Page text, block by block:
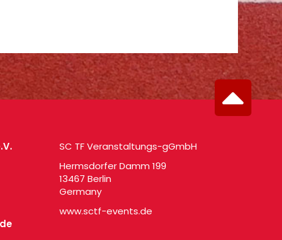
SC TF Veranstaltungs-gGmbH
Hermsdorfer Damm 199
13467 Berlin
Germany
www.sctf-events.de